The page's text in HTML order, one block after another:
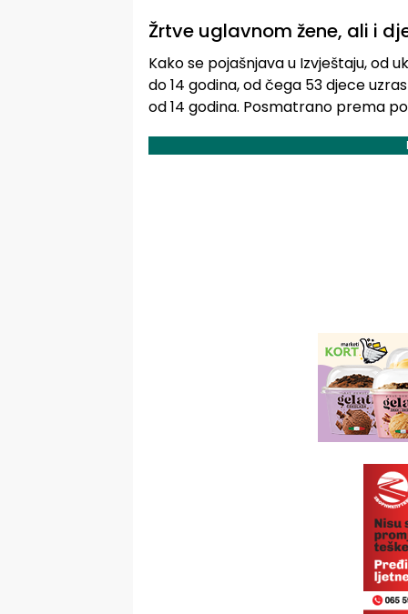
Žrtve uglavnom žene, ali i
Kako se pojašnjava u Izvještaju, od
do 14 godina, od čega 53 djece
od 14 godina. Posmatrano prema